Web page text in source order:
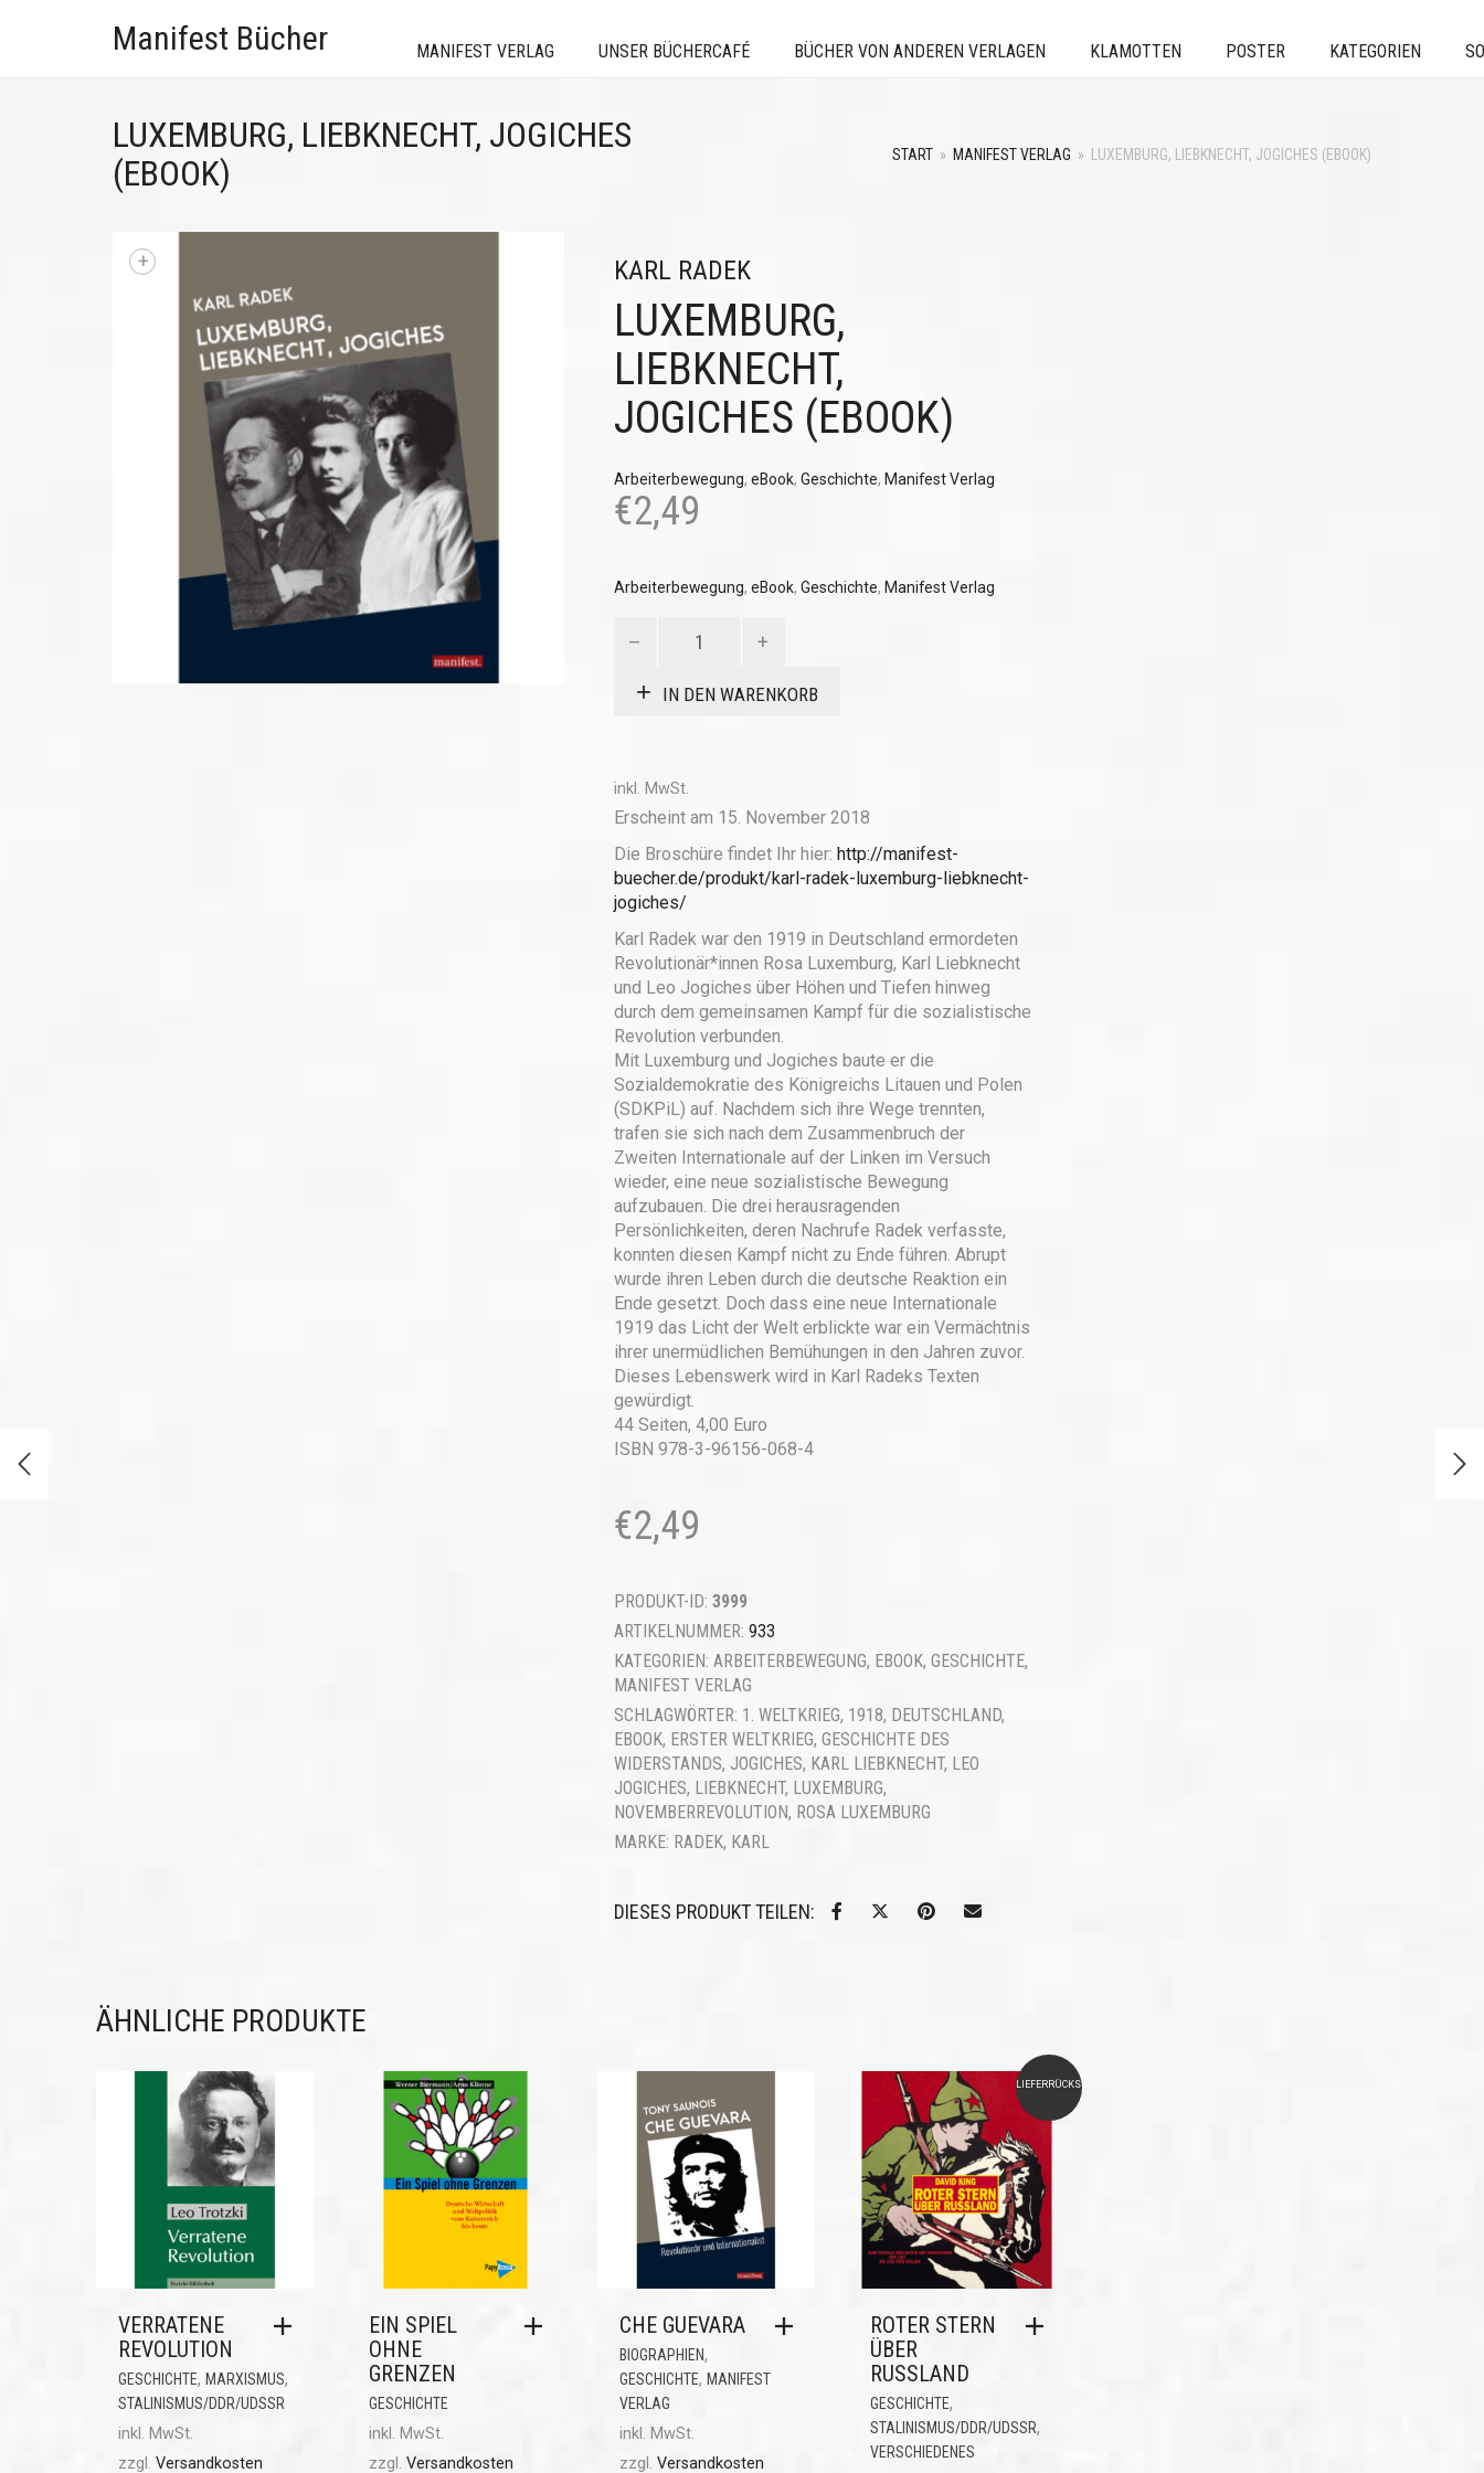
Manifest Bücher MANIFEST VERLAG UNSER BÜCHERCAFÉ BÜCHER VON ANDEREN VERLAGEN KLAMOTTEN POSTER KATEGORIEN
LUXEMBURG, LIEBKNECHT, JOGICHES
(EBOOK)
START » MANIFEST VERLAG » LUXEMBURG, LIEBKNECHT, JOGICHES (EBOOK)
+ KARL RADEK
LUXEMBURG,
LIEBKNECHT,
JOGICHES (EBOOK)
Arbeiterbewegung, eBook, Geschichte, Manifest Verlag
€2,49
Arbeiterbewegung, eBook, Geschichte, Manifest Verlag
Liebknecht,
(eBook)IN DEN WARENKORB
inkl. MwSt.
Erscheint am 15. November 2018
Die Broschüre findet Ihr hier: http://manifest-
buecher.de/produkt/karl-radek-luxemburg-liebknecht-
jogiches/
Karl Radek war den 1919 in Deutschland ermordeten
Revolutionär*innen Rosa Luxemburg, Karl Liebknecht
und Leo Jogiches über Höhen und Tiefen hinweg
durch dem gemeinsamen Kampf für die sozialistische
Revolution verbunden.
Mit Luxemburg und Jogiches baute er die
Sozialdemokratie des Königreichs Litauen und Polen
(SDKPiL) auf. Nachdem sich ihre Wege trennten,
trafen sie sich nach dem Zusammenbruch der
Zweiten Internationale auf der Linken im Versuch
wieder, eine neue sozialistische Bewegung
aufzubauen. Die drei herausragenden
Persönlichkeiten, deren Nachrufe Radek verfasste,
konnten diesen Kampf nicht zu Ende führen. Abrupt
wurde ihren Leben durch die deutsche Reaktion ein
Ende gesetzt. Doch dass eine neue Internationale
1919 das Licht der Welt erblickte war ein Vermächtnis
ihrer unermüdlichen Bemühungen in den Jahren zuvor.
Dieses Lebenswerk wird in Karl Radeks Texten
gewürdigt.
44 Seiten, 4,00 Euro
ISBN 978-3-96156-068-4
€2,49
PRODUKT-ID: 3999
ARTIKELNUMMER: 933
KATEGORIEN: ARBEITERBEWEGUNG, EBOOK, GESCHICHTE,
MANIFEST VERLAG
SCHLAGWÖRTER: 1. WELTKRIEG, 1918, DEUTSCHLAND,
EBOOK, ERSTER WELTKRIEG, GESCHICHTE DES
WIDERSTANDS, JOGICHES, KARL LIEBKNECHT, LEO
JOGICHES, LIEBKNECHT, LUXEMBURG,
NOVEMBERREVOLUTION, ROSA LUXEMBURG
MARKE: RADEK, KARL
DIESES PRODUKT TEILEN:
ÄHNLICHE PRODUKTE
VERRATENE
REVOLUTION
GESCHICHTE, MARXISMUS,
STALINISMUS/DDR/UDSSR
inkl. MwSt.
zzgl. Versandkosten
EIN SPIEL
OHNE
GRENZEN
GESCHICHTE
inkl. MwSt.
zzgl. Versandkosten
CHE GUEVARA
BIOGRAPHIEN,
GESCHICHTE, MANIFEST
VERLAG
inkl. MwSt.
zzgl. Versandkosten
LIEFERRÜCKSTAND
ROTER STERN
ÜBER
RUSSLAND
GESCHICHTE,
STALINISMUS/DDR/UDSSR,
VERSCHIEDENES